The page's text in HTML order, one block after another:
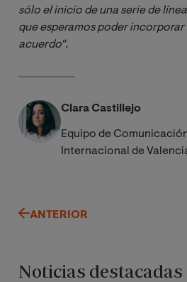
sólo el inicio de una serie de
que esperamos poder incorporar
acuerdo".
Clara Castillejo
Equipo de
Internacional de
ANTERIOR
Noticias destacadas